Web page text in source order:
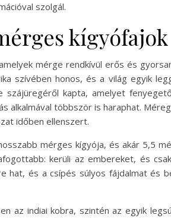
szolgál.
mérge rendkívül erős és
szívében honos, és a világ egyik
kapta, amelyet
alkalmával többször is haraphat.
időben ellenszert.
mérges kígyója, és akár 5,5
kerüli az embereket, és
hat, és a csípés súlyos fájdalmat és
az indiai kobra, szintén az egyik